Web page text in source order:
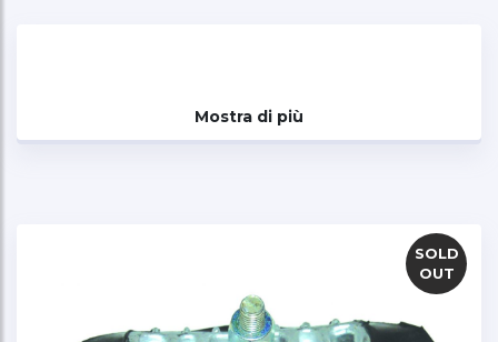
Mostra di più
SOLD
OUT